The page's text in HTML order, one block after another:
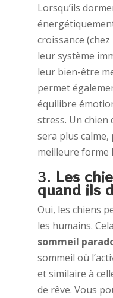
Lorsqu’ils
croissance
leur système
leur bien-être
permet
équilibre
stress. Un
sera plus
meilleure forme
3. Les
quand ils
Oui, les chiens
les humains.
sommeil
sommeil où
et similaire à
de rêve. Vous